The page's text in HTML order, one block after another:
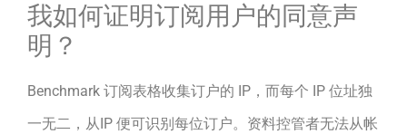
我如何证明订阅用户的同意声
明？
Benchmark 订阅表格收集订户的 IP，而每个 IP 位址独
一无二，从IP 便可识别每位订户。资料控管者无法从帐